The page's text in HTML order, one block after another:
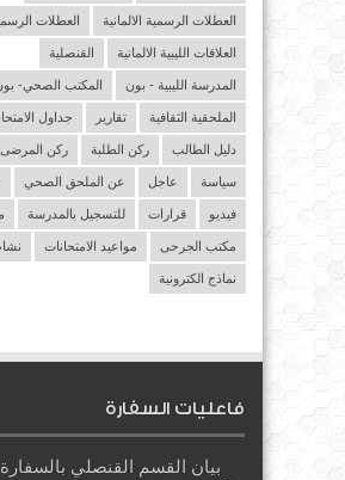
العطلات الرسمية الالمانية العطلات
العلاقات الليبية الالمانية القنصلية
المدرسة الليبية - بون المكتب الصحي-
الملحقية الثقافية تقارير جداول
دليل الطالب ركن الطلبة ركن
سياسة عاجل عن الملحق الصحي
فيديو قرارات للتسجيل بالمدرسة
مكتب الجرحى مواعيد الامتحانات
نماذج الكترونية
فاعليات السفارة
بيان القسم القنصلي بالسفارة